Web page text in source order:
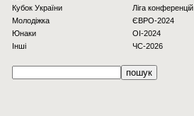
Кубок України
Молодіжка
Юнаки
Інші
Ліга конференцій
ЄВРО-2024
OI-2024
ЧС-2026